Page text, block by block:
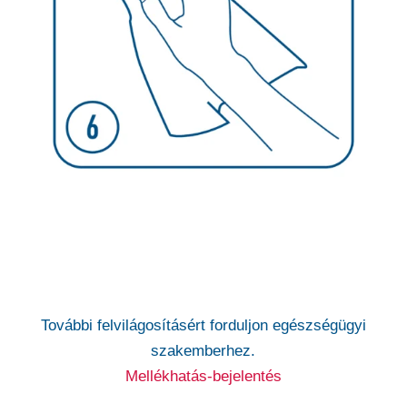
További felvilágosításért forduljon egészségügyi
szakemberhez.
Mellékhatás-bejelentés